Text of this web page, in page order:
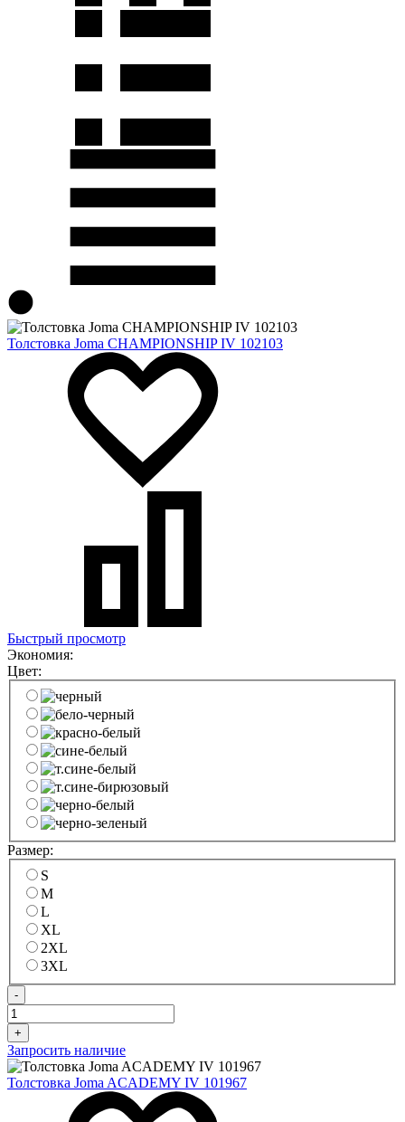
Толстовка Joma CHAMPIONSHIP IV 102103
Быстрый просмотр
Экономия:
Цвет:
Размер:
S
M
L
XL
2XL
3XL
-
+
Запросить наличие
Толстовка Joma ACADEMY IV 101967